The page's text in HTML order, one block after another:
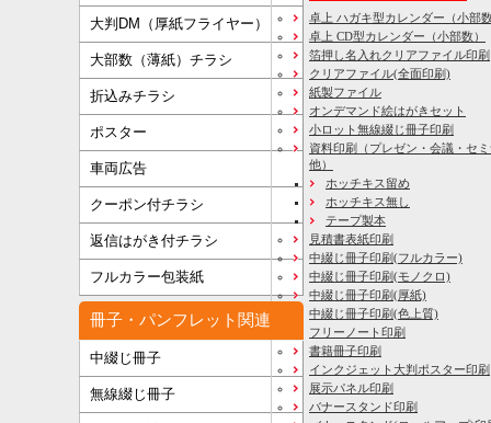
大判DM（厚紙フライヤー）
大部数（薄紙）チラシ
折込みチラシ
ポスター
車両広告
クーポン付チラシ
返信はがき付チラシ
フルカラー包装紙
冊子・パンフレット関連
中綴じ冊子
無線綴じ冊子
卓上 ハガキ型カレンダー（小部
卓上 CD型カレンダー（小部数）
箔押し名入れクリアファイル印刷
クリアファイル(全面印刷)
紙製ファイル
オンデマンド絵はがきセット
小ロット無線綴じ冊子印刷
資料印刷
（プレゼン・会議・セ
他）
ホッチキス留め
ホッチキス無し
テープ製本
見積書表紙印刷
中綴じ冊子印刷(フルカラー)
中綴じ冊子印刷(モノクロ)
中綴じ冊子印刷(厚紙)
中綴じ冊子印刷(色上質)
フリーノート印刷
書籍冊子印刷
インクジェット大判ポスター印刷
展示パネル印刷
バナースタンド印刷